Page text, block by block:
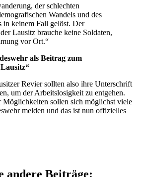
der schlechten
Wandels und des
in keinem Fall gelöst. Der
Lausitz brauche keine Soldaten,
vor Ort.“
als Beitrag zum
Revier sollten also ihre Unterschrift
um der Arbeitslosigkeit zu entgehen.
Möglichkeiten sollen sich möglichst viele
melden und das ist nun offizielles
andere Beiträge: